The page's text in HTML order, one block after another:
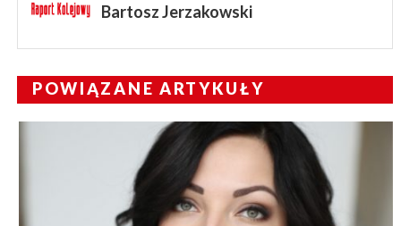
Bartosz Jerzakowski
POWIĄZANE ARTYKUŁY